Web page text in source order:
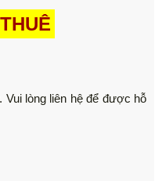
lòng liên hệ để được hỗ